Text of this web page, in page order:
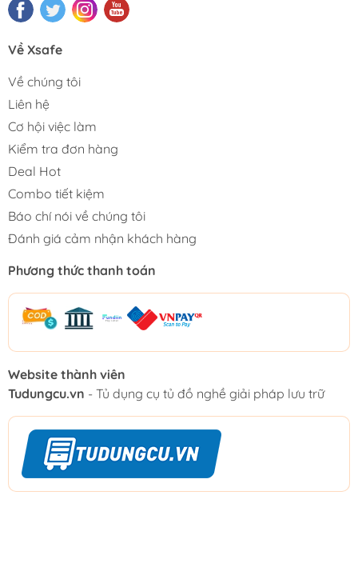
Về Xsafe
Về chúng tôi
Liên hệ
Cơ hội việc làm
Kiểm tra đơn hàng
Deal Hot
Combo tiết kiệm
Báo chí nói về chúng tôi
Đánh giá cảm nhận khách hàng
Phương thức thanh toán
Website thành viên
Tudungcu.vn - Tủ dụng cụ tủ đồ nghề giải pháp lưu trữ